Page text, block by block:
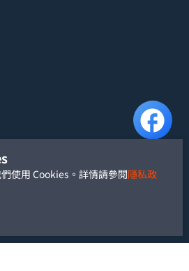
使用 Cookies。詳情請參閱隱私政